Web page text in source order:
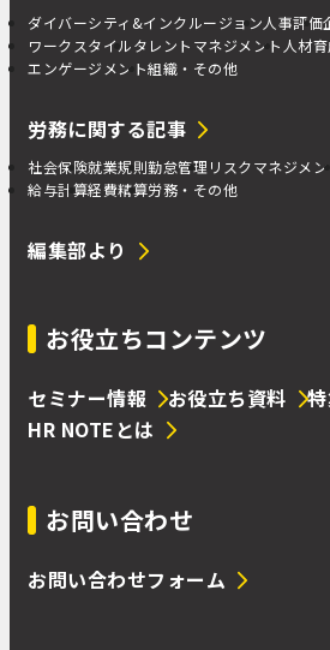
ダイバーシティ&インクルージョン人事評価
ワークスタイルタレントマネジメント 人材
エンゲージメント組織・その他
労務に関する記事
社会保険就業規則勤怠管理 リスクマネジメン
給与計算経費精算労務・その他
編集部より
お役立ちコンテンツ
セミナー情報 お役立ち資料
HR NOTEとは
お問い合わせ
お問い合わせフォーム